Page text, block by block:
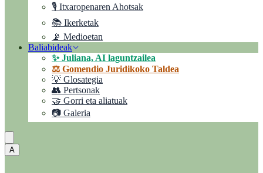
🎙️ Itxaropenaren Ahotsak
📚 Ikerketak
📡 Medioetan
Baliabideak
✨ Juliana, AI laguntzailea
⚖️ Gomendio Juridikoko Taldea
💡 Glosategia
👥 Pertsonak
🤝 Gorri eta aliatuak
📷 Galeria
A